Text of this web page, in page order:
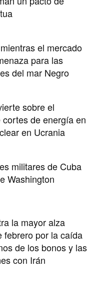
el mercado
para las
del mar Negro
sobre el
de energía en
en Ucrania
militares de Cuba
Washington
la mayor alza
febrero por la caída
de los bonos y las
con Irán